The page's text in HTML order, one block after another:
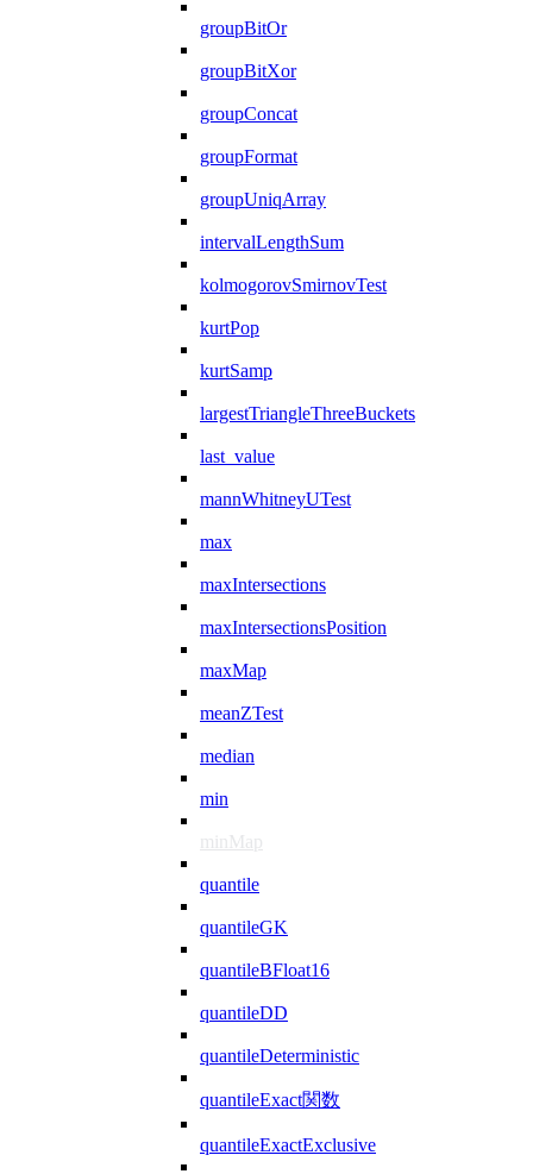
groupBitOr
groupBitXor
groupConcat
groupFormat
groupUniqArray
intervalLengthSum
kolmogorovSmirnovTest
kurtPop
kurtSamp
largestTriangleThreeBuckets
last_value
mannWhitneyUTest
max
maxIntersections
maxIntersectionsPosition
maxMap
meanZTest
median
min
minMap
quantile
quantileGK
quantileBFloat16
quantileDD
quantileDeterministic
quantileExact関数
quantileExactExclusive